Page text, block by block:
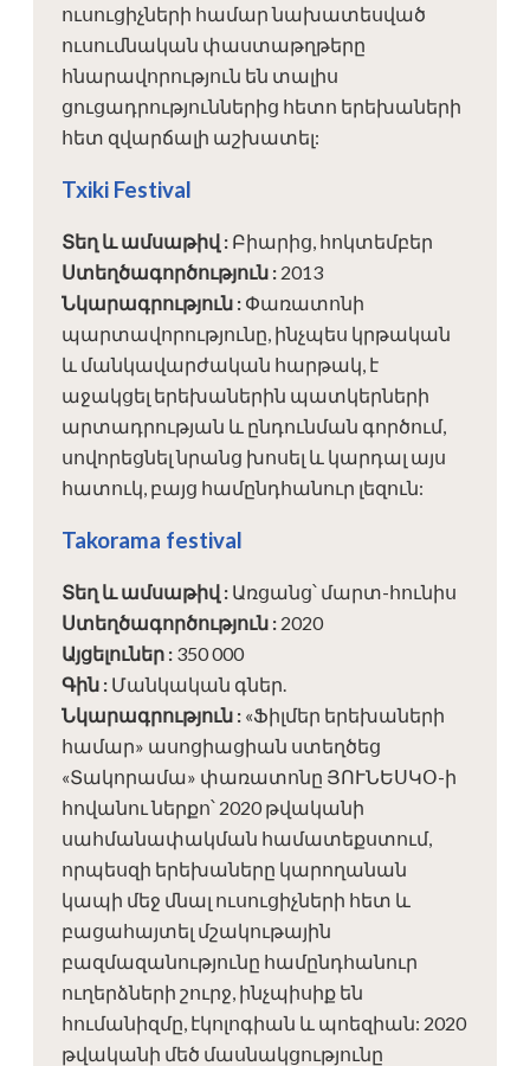
ուսուցիչների համար նախատեսված
ուսումնական փաստաթղթերը
հնարավորություն են տալիս
ցուցադրություններից հետո երեխաների
հետ զվարճալի աշխատել:
Txiki Festival
Տեղ և ամսաթիվ : Բիարից, հոկտեմբեր
Ստեղծագործություն : 2013
Նկարագրություն : Փառատոնի
պարտավորությունը, ինչպես կրթական
և մանկավարժական հարթակ, է
աջակցել երեխաներին պատկերների
արտադրության և ընդունման գործում,
սովորեցնել նրանց խոսել և կարդալ այս
հատուկ, բայց համընդհանուր լեզուն:
Takorama festival
Տեղ և ամսաթիվ : Առցանց՝ մարտ-հունիս
Ստեղծագործություն : 2020
Այցելուներ : 350 000
Գին : Մանկական գներ.
Նկարագրություն : «Ֆիլմեր երեխաների
համար» ասոցիացիան ստեղծեց
«Տակորամա» փառատոնը ՅՈՒՆԵՍԿՕ-ի
հովանու ներքո՝ 2020 թվականի
սահմանափակման համատեքստում,
որպեսզի երեխաները կարողանան
կապի մեջ մնալ ուսուցիչների հետ և
բացահայտել մշակութային
բազմազանությունը համընդհանուր
ուղերձների շուրջ, ինչպիսիք են
հումանիզմը, էկոլոգիան և պոեզիան: 2020
թվականի մեծ մասնակցությունը